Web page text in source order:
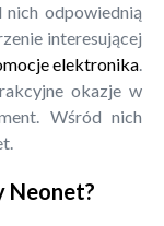
odpowiednią
interesującej
elektronika.
okazje w
Wśród nich
Neonet?